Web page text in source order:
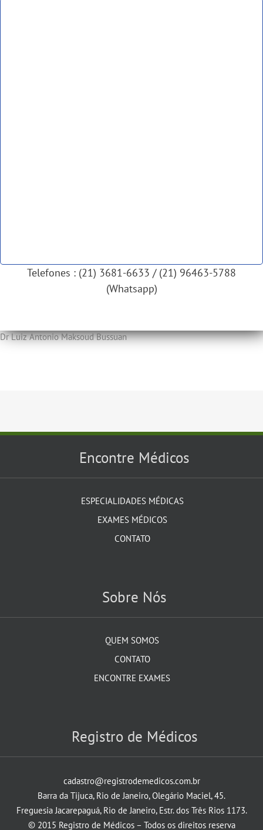
Telefones : (21) 3681-6633 / (21) 96463-5788
(Whatsapp)
Dr Luiz Antonio Maksoud Bussuan
Encontre Médicos
ESPECIALIDADES MÉDICAS
EXAMES MÉDICOS
CONTATO
Sobre Nós
QUEM SOMOS
CONTATO
ENCONTRE EXAMES
Registro de Médicos
cadastro@registrodemedicos.com.br
Barra da Tijuca, Rio de Janeiro, Olegário Maciel, 45.
Freguesia Jacarepaguá, Rio de Janeiro, Estr. dos Três Rios 1173.
© 2015 Registro de Médicos – Todos os direitos reserva